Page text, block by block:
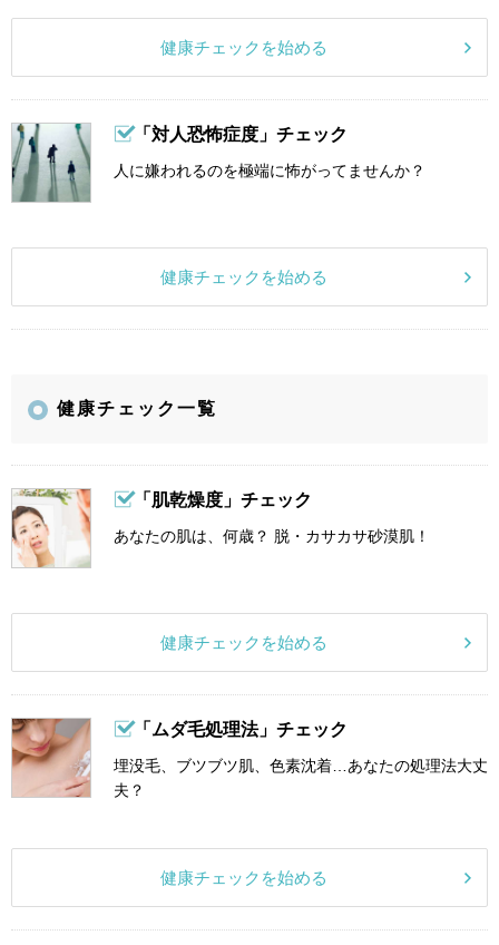
健康チェックを始める
「対人恐怖症度」チェック
人に嫌われるのを極端に怖がってませんか？
健康チェックを始める
健康チェック一覧
「肌乾燥度」チェック
あなたの肌は、何歳？ 脱・カサカサ砂漠肌！
健康チェックを始める
「ムダ毛処理法」チェック
埋没毛、ブツブツ肌、色素沈着…あなたの処理法大丈
夫？
健康チェックを始める